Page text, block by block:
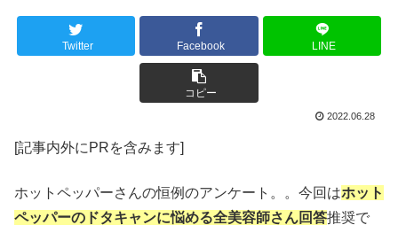
Twitter Facebook LINE
コピー
2022.06.28
[記事内外にPRを含みます]
ホットペッパーさんの恒例のアンケート。。今回はホット
ペッパーのドタキャンに悩める全美容師さん回答推奨で